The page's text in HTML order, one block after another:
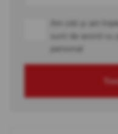
Am citit și am
sunt de acord
personal